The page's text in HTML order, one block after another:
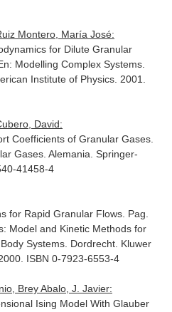
Montero, María José:
for Dilute Granular
Modelling Complex Systems.
Institute of Physics. 2001.
David:
Coefficients of Granular Gases.
Gases. Alemania. Springer-
41458-4
for Rapid Granular Flows. Pag.
Model and Kinetic Methods for
Systems. Dordrecht. Kluwer
ISBN 0-7923-6553-4
Brey Abalo, J. Javier:
Ising Model With Glauber